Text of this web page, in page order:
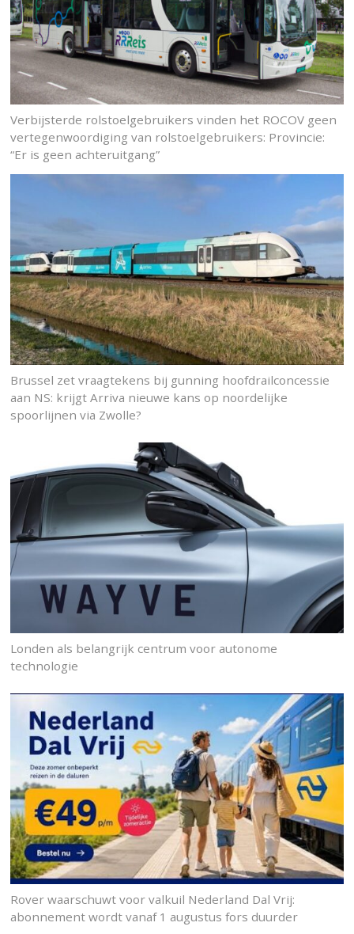
Verbijsterde rolstoelgebruikers vinden het ROCOV geen
vertegenwoordiging van rolstoelgebruikers: Provincie:
“Er is geen achteruitgang”
Brussel zet vraagtekens bij gunning hoofdrailconcessie
aan NS: krijgt Arriva nieuwe kans op noordelijke
spoorlijnen via Zwolle?
Londen als belangrijk centrum voor autonome
technologie
Rover waarschuwt voor valkuil Nederland Dal Vrij:
abonnement wordt vanaf 1 augustus fors duurder